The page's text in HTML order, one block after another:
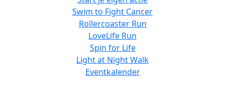
Swim to Fight Cancer
Rollercoaster Run
LoveLife Run
Spin for Life
Light at Night Walk
Eventkalender